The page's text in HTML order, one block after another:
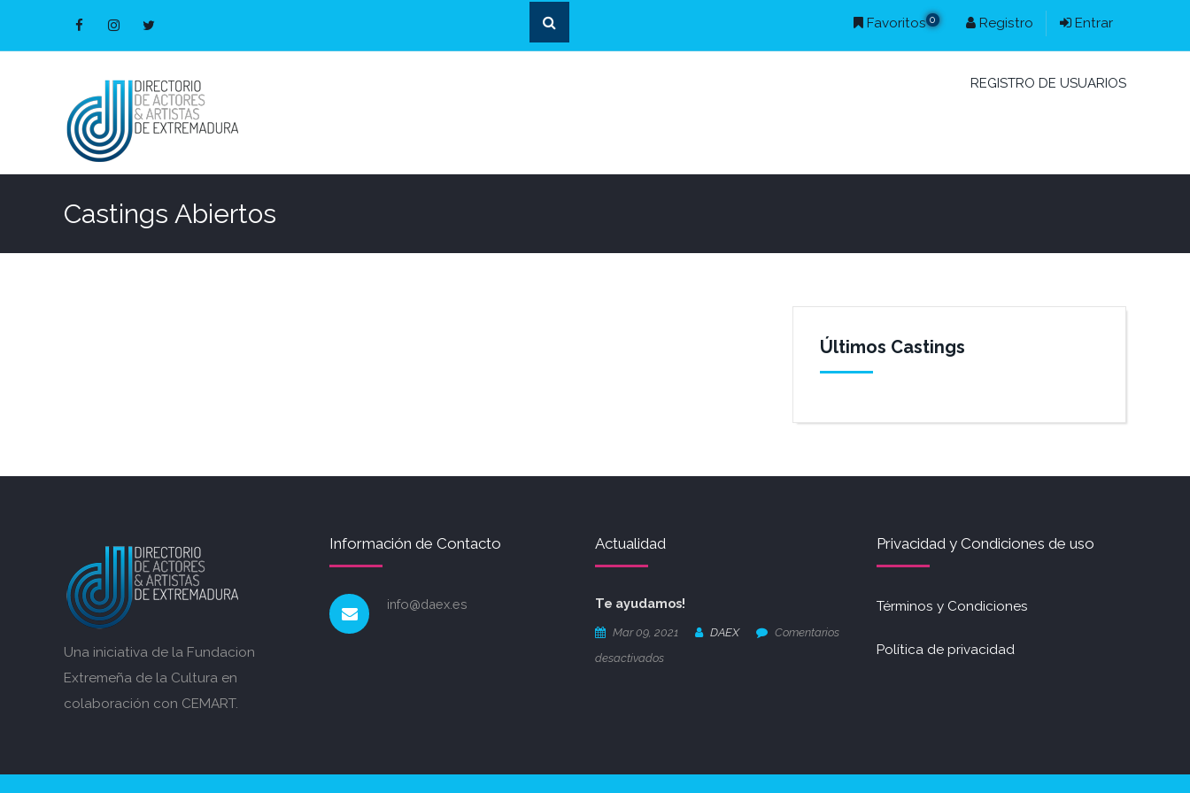
Favoritos 0 Registro Entrar
REGISTRO DE USUARIOS
Castings Abiertos
Últimos Castings
Una iniciativa de la Fundacion
Extremeña de la Cultura en
colaboración con CEMART.
Información de Contacto
info@daex.es
Actualidad
Te ayudamos!
Mar 09, 2021 DAEX
Comentarios
desactivados
Privacidad y Condiciones de uso
Términos y Condiciones
Política de privacidad